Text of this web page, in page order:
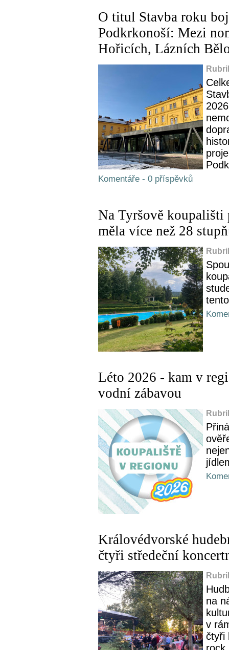
O titul Stavba roku
Podkrkonoší: Mezi
Hořicích, Lázních
Komentáře - 0 příspěvků
Na Tyršově
měla více než 28
Léto 2026 - kam v
vodní zábavou
Královédvorské
čtyři středeční
na
v
čtyři